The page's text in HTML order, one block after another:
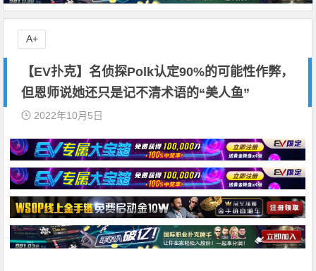
【EV扑克】名侦探Polk认定90%的可能性作弊，
但恩师说她还只是记不清术语的“美人鱼”
2022年10月5日
A+